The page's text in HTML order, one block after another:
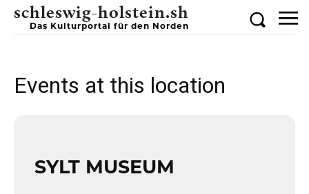
schleswig-holstein.sh
Das Kulturportal für den Norden
Events at this location
SYLT MUSEUM